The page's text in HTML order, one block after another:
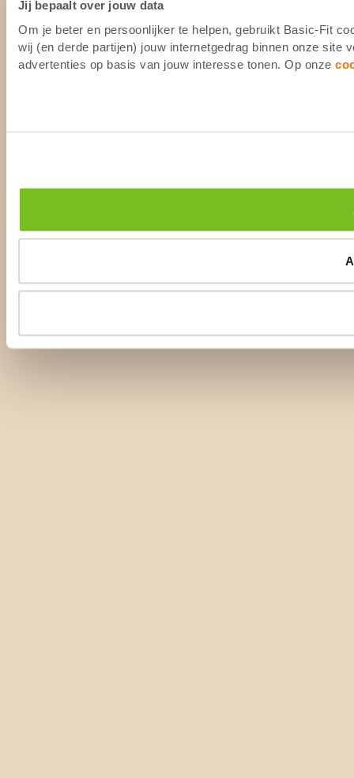
Jij bepaalt over jouw data
Om je beter en persoonlijker te helpen, gebruikt Basic-Fit
wij (en derde partijen) jouw internetgedrag binnen onze site
advertenties op basis van jouw interesse tonen. Op onze